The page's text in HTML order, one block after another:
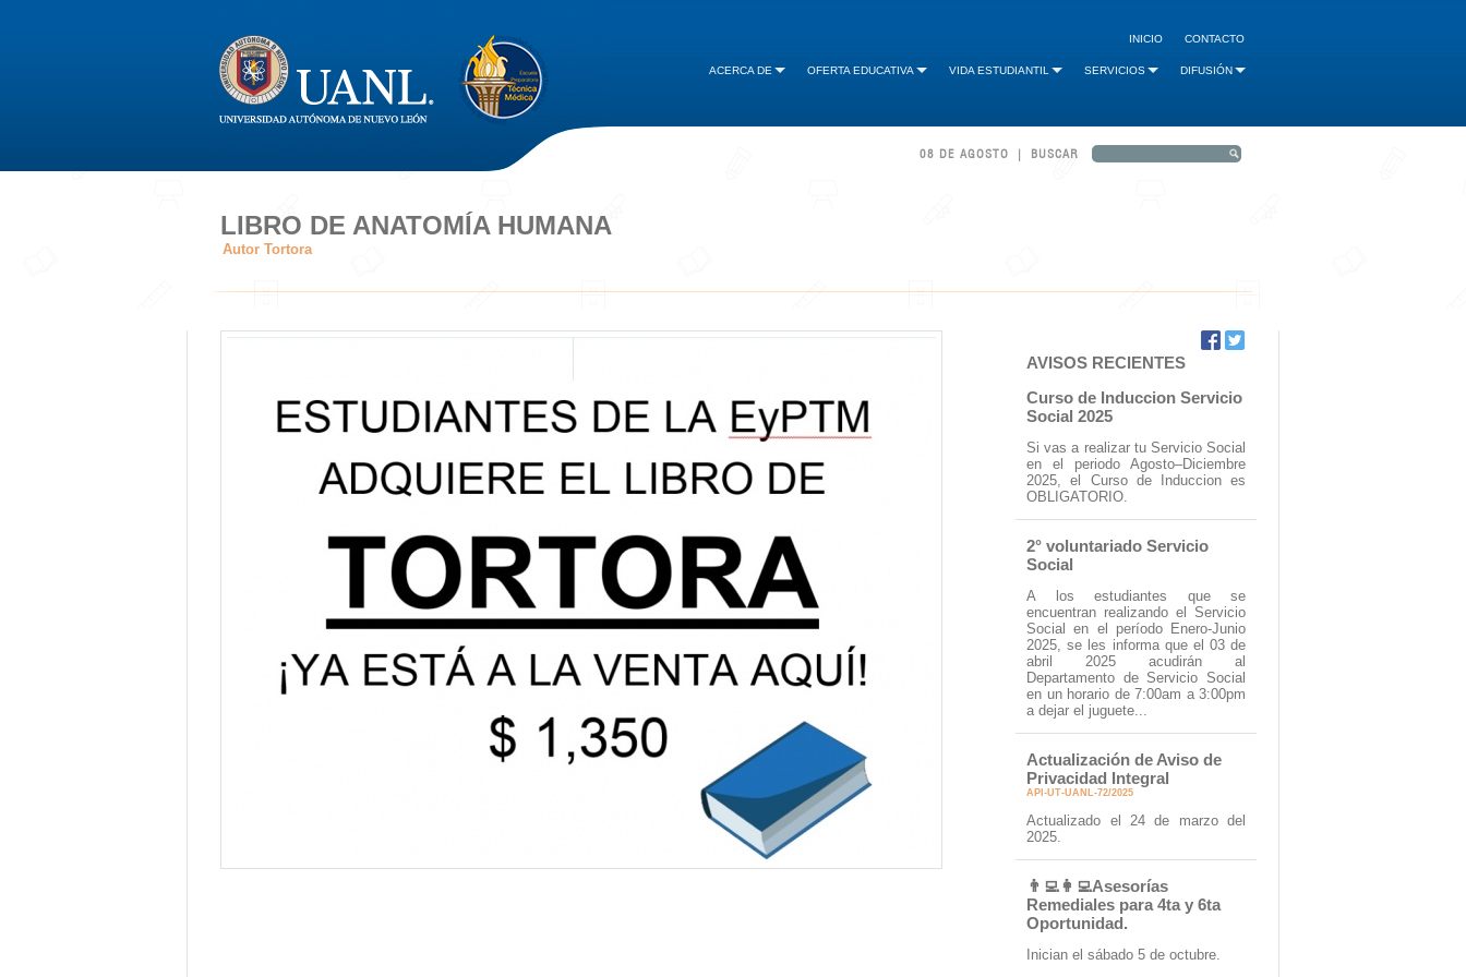
INICIO CONTACTO
ACERCA DE OFERTA EDUCATIVA VIDA ESTUDIANTIL SERVICIOS DIFUSIÓN
08 DE AGOSTO | BUSCAR
LIBRO DE ANATOMÍA HUMANA
Autor Tortora
AVISOS RECIENTES
Curso de Induccion Servicio
Social 2025
Si vas a realizar tu Servicio Social
en el periodo Agosto–Diciembre
2025, el Curso de Induccion es
OBLIGATORIO.
2° voluntariado Servicio
Social
A los estudiantes que se
encuentran realizando el Servicio
Social en el período Enero-Junio
2025, se les informa que el 03 de
abril 2025 acudirán al
Departamento de Servicio Social
en un horario de 7:00am a 3:00pm
a dejar el juguete...
Actualización de Aviso de
Privacidad Integral
API-UT-UANL-72/2025
Actualizado el 24 de marzo del
2025.
👨‍💻👩‍💻Asesorías
Remediales para 4ta y 6ta
Oportunidad.
Inician el sábado 5 de octubre.